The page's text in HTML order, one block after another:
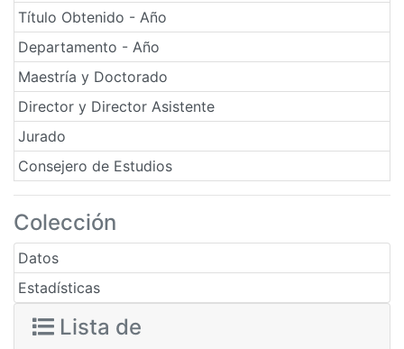
Título Obtenido - Año
Departamento - Año
Maestría y Doctorado
Director y Director Asistente
Jurado
Consejero de Estudios
Colección
Datos
Estadísticas
Lista de